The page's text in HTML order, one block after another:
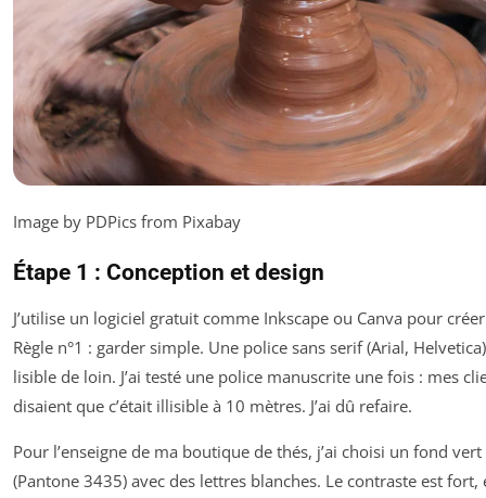
Image by PDPics from Pixabay
Étape 1 : Conception et design
J’utilise un logiciel gratuit comme Inkscape ou Canva pour
Règle n°1 : garder simple. Une police sans serif (Arial,
lisible de loin. J’ai testé une police manuscrite une fois : mes
disaient que c’était illisible à 10 mètres. J’ai dû refaire.
Pour l’enseigne de ma boutique de thés, j’ai choisi un fond
(Pantone 3435) avec des lettres blanches. Le contraste est fort,